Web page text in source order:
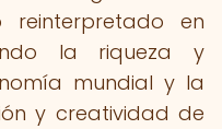
en
la riqueza y
mundial y la
y creatividad de